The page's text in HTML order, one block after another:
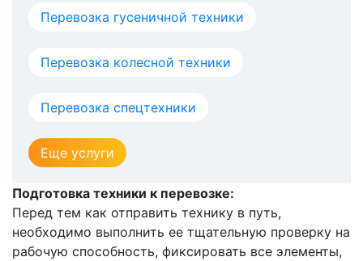
Перевозка гусеничной техники
Перевозка колесной техники
Перевозка спецтехники
Еще услуги
Подготовка техники к перевозке:
Перед тем как отправить технику в путь,
необходимо выполнить ее тщательную проверку на
рабочую способность, фиксировать все элементы,